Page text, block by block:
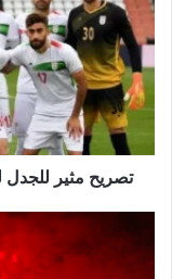
تصريح مثير للجدل